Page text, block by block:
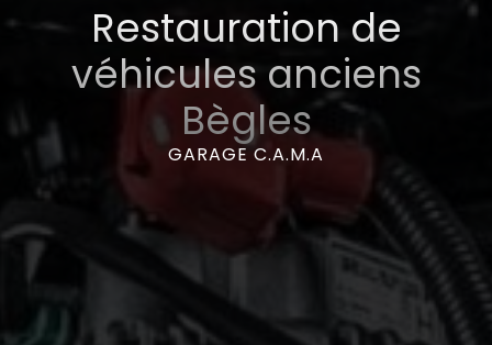
Restauration de
véhicules anciens
Bègles
GARAGE C.A.M.A